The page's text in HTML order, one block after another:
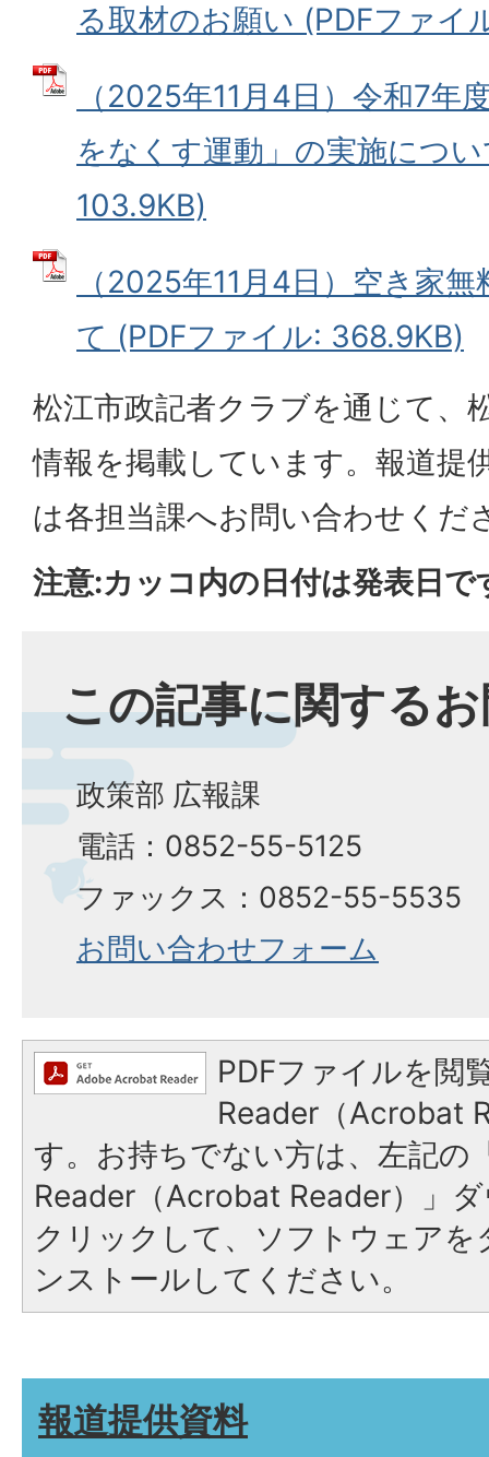
る取材のお願い (PDFファイ
（2025年11月4日）令和7年
をなくす運動」の実施につ
103.9KB)
（2025年11月4日）空き家
て (PDFファイル: 368.9KB)
松江市政記者クラブを通じて、
情報を掲載しています。報道提
は各担当課へお問い合わせくだ
注意:カッコ内の日付は発表日で
この記事に関する
政策部 広報課
電話：0852-55-5125
ファックス：0852-55-5535
お問い合わせフォーム
PDFファイルを閲
Reader（Acrobat
す。お持ちでない方は、左記の
Reader（Acrobat Reader）」
クリックして、ソフトウェア
ンストールしてください。
報道提供資料